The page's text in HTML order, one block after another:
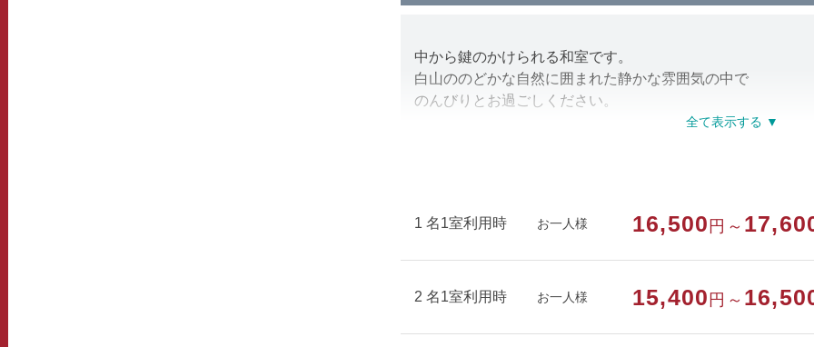
中から鍵のかけられる和室です。
白山ののどかな自然に囲まれた静かな雰囲気の中で
のんびりとお過ごしください。
1 名1室利用時 お一人様 16,500 円～
2 名1室利用時 お一人様 15,400 円～